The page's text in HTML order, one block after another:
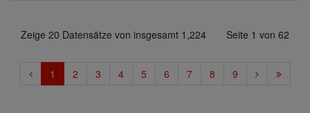
Zeige 20 Datensätze von insgesamt 1,224 Seite 1 von 62
1 2 3 4 5 6 7 8 9